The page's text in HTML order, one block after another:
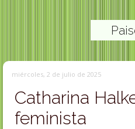
miércoles, 2 de julio de 2025
Catharina
feminista